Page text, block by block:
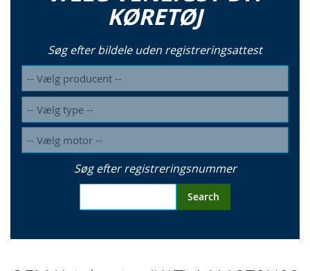
KØRETØJ
Søg efter bildele uden registreringsattest
Søg efter registreringsnummer
Search